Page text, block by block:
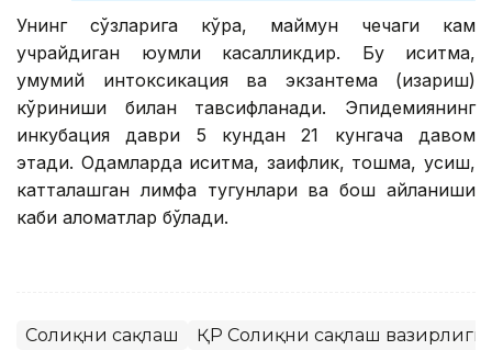
Унинг сўзларига кўра, маймун чечаги кам
учрайдиган юқумли касалликдир. Бу иситма,
умумий интоксикация ва экзантема (қизариш)
кўриниши билан тавсифланади. Эпидемиянинг
инкубация даври 5 кундан 21 кунгача давом
этади. Одамларда иситма, заифлик, тошма, қусиш,
катталашган лимфа тугунлари ва бош айланиши
каби аломатлар бўлади.
Соғлиқни сақлаш ҚР Соғлиқни сақлаш вазирлиги